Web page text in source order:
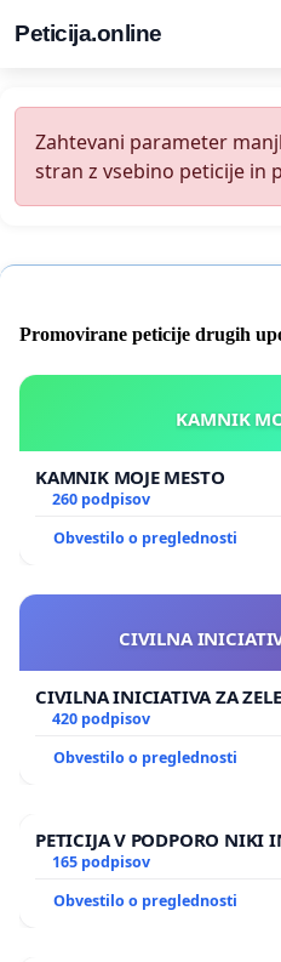
Peticija.online
Zahtevani parameter
stran z vsebino peticije in
Promovirane peticije drugih
KAMNIK MOJE MESTO
260 podpisov
Obvestilo o preglednosti
CIVILNA
CIVILNA INICIATIVA ZA
420 podpisov
Obvestilo o preglednosti
PETICIJA V PODPORO NIKI
165 podpisov
Obvestilo o preglednosti